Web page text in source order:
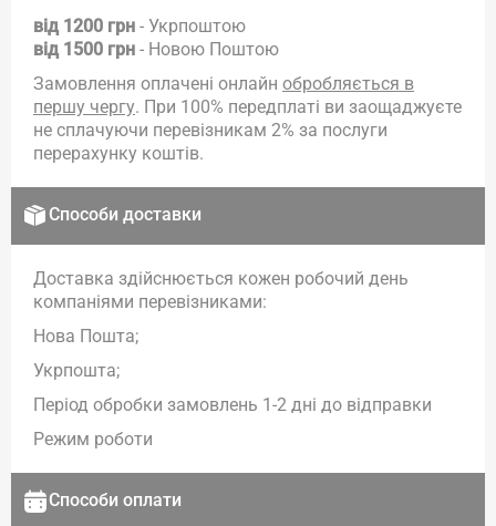
від 1200 грн - Укрпоштою
від 1500 грн - Новою Поштою
Замовлення оплачені онлайн обробляється в
першу чергу. При 100% передплаті ви заощаджуєте
не сплачуючи перевізникам 2% за послуги
перерахунку коштів.
Способи доставки
Доставка здійснюється кожен робочий день
компаніями перевізниками:
Нова Пошта;
Укрпошта;
Період обробки замовлень 1-2 дні до відправки
Режим роботи
Способи оплати